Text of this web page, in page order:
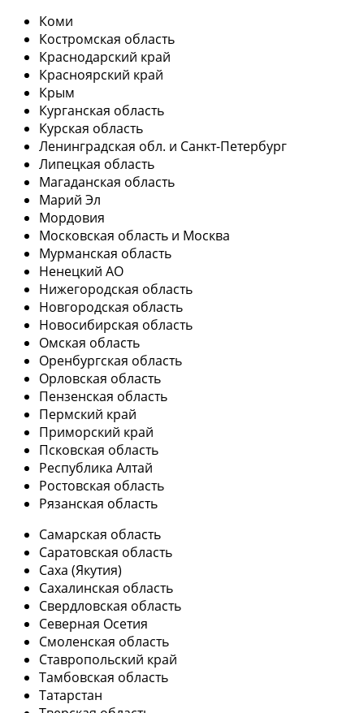
Коми
Костромская область
Краснодарский край
Красноярский край
Крым
Курганская область
Курская область
Ленинградская обл. и Санкт-Петербург
Липецкая область
Магаданская область
Марий Эл
Мордовия
Московская область и Москва
Мурманская область
Ненецкий АО
Нижегородская область
Новгородская область
Новосибирская область
Омская область
Оренбургская область
Орловская область
Пензенская область
Пермский край
Приморский край
Псковская область
Республика Алтай
Ростовская область
Рязанская область
Самарская область
Саратовская область
Саха (Якутия)
Сахалинская область
Свердловская область
Северная Осетия
Смоленская область
Ставропольский край
Тамбовская область
Татарстан